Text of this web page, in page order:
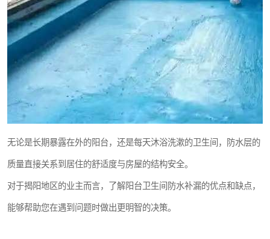
无论是长期暴露在外的阳台，还是每天沐浴洗漱的卫生间，防水层的
质量直接关系到居住的舒适度与房屋的结构安全。
对于揭阳地区的业主而言，了解阳台卫生间防水补漏的优点和缺点，
能够帮助您在遇到问题时做出更明智的决策。